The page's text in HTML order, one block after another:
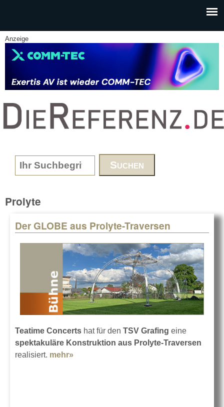
Anzeige
www.DieReferenz.de
Search form
Prolyte
Der GLOBE aus Prolyte-Traversen
Teatime Concerts hat für den TSV Grafing eine
spektakuläre Konstruktion aus Prolyte-Traversen
realisiert. mehr»
Pages